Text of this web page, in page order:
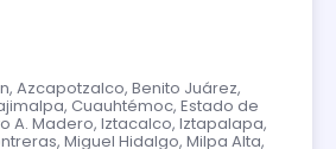
Azcapotzalco, Benito Juárez,
Cuauhtémoc, Estado de
A. Madero, Iztacalco, Iztapalapa,
Miguel Hidalgo, Milpa Alta,